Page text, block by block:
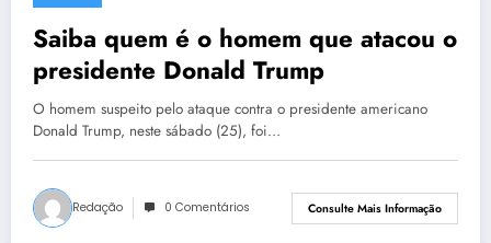
Saiba quem é o homem que atacou o
presidente Donald Trump
O homem suspeito pelo ataque contra o presidente americano
Donald Trump, neste sábado (25), foi…
Redação 0 Comentários Consulte Mais Informação